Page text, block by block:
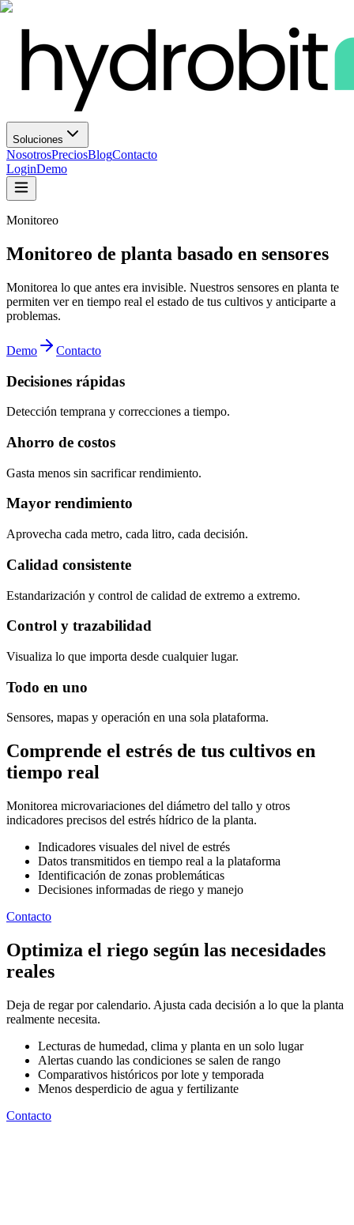
Soluciones
NosotrosPreciosBlogContacto
LoginDemo
Monitoreo
Monitoreo de planta basado en sensores
Monitorea lo que antes era invisible. Nuestros sensores en planta te
permiten ver en tiempo real el estado de tus cultivos y anticiparte a
problemas.
Demo Contacto
Decisiones rápidas
Detección temprana y correcciones a tiempo.
Ahorro de costos
Gasta menos sin sacrificar rendimiento.
Mayor rendimiento
Aprovecha cada metro, cada litro, cada decisión.
Calidad consistente
Estandarización y control de calidad de extremo a extremo.
Control y trazabilidad
Visualiza lo que importa desde cualquier lugar.
Todo en uno
Sensores, mapas y operación en una sola plataforma.
Comprende el estrés de tus cultivos en
tiempo real
Monitorea microvariaciones del diámetro del tallo y otros
indicadores precisos del estrés hídrico de la planta.
Indicadores visuales del nivel de estrés
Datos transmitidos en tiempo real a la plataforma
Identificación de zonas problemáticas
Decisiones informadas de riego y manejo
Contacto
Optimiza el riego según las necesidades
reales
Deja de regar por calendario. Ajusta cada decisión a lo que la planta
realmente necesita.
Lecturas de humedad, clima y planta en un solo lugar
Alertas cuando las condiciones se salen de rango
Comparativos históricos por lote y temporada
Menos desperdicio de agua y fertilizante
Contacto